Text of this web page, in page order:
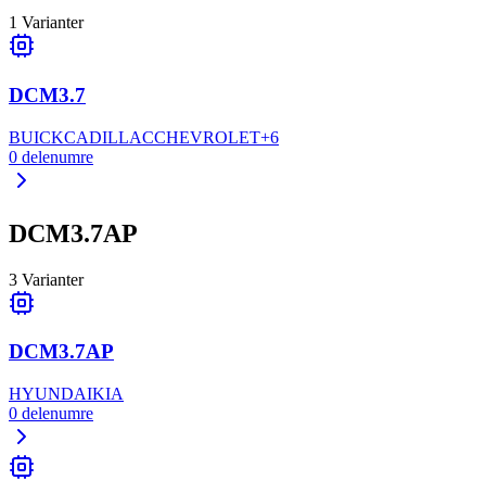
1 Varianter
DCM3.7
BUICKCADILLACCHEVROLET+6
0 delenumre
DCM3.7AP
3 Varianter
DCM3.7AP
HYUNDAIKIA
0 delenumre